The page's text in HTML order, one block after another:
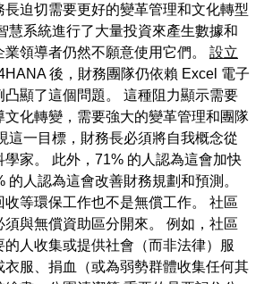
迫切需要更好的變革管理和文化轉型
慧系統進行了大量投資來產生數據和
領導者仍然不願意使用它們。 設立
後，財務團隊仍依賴 Excel 電子
顯了這個問題。 這種阻力顯示需要
文化轉變，需要強大的變革管理和團隊
這一目標，財務長必須將自我概念從
家。 此外，71% 的人認為這會加快
的人認為這會改善財務規劃和預測。
等環保工作也不是無償工作。 社區
須與無償資助區分開來。 例如，社區
的人收集或提供社會（而非法律）服
衣服、捐血（或為弱勢群體收集任何其